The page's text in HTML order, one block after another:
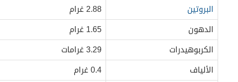
البروتين
2.88 غرام
الدهون
1.65 غرام
الكربوهيدرات
3.29 غرامات
الألياف
0.4 غرام